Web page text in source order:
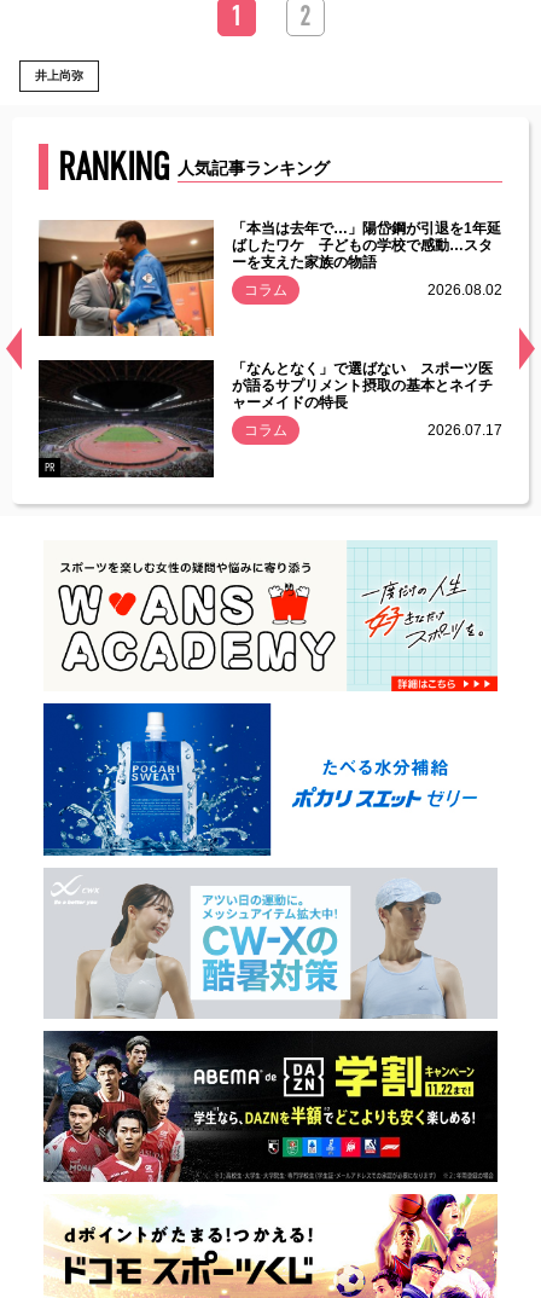
1 2
井上尚弥
RANKING 人気記事ランキング
常
「本当は去年で…」陽岱鋼が引退を1年延
ばしたワケ 子どもの学校で感動…スタ
ーを支えた家族の物語
コラム
2026.08.02
PR
「なんとなく」で選ばない スポーツ医
が語るサプリメント摂取の基本とネイチ
ャーメイドの特長
コラム
2026.07.17